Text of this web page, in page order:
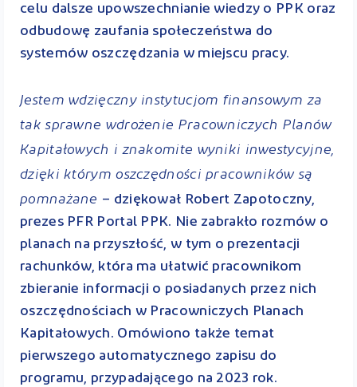
celu dalsze upowszechnianie wiedzy o PPK oraz
odbudowę zaufania społeczeństwa do
systemów oszczędzania w miejscu pracy.
Jestem wdzięczny instytucjom finansowym za
tak sprawne wdrożenie Pracowniczych Planów
Kapitałowych i znakomite wyniki inwestycyjne,
dzięki którym oszczędności pracowników są
pomnażane – dziękował Robert Zapotoczny,
prezes PFR Portal PPK. Nie zabrakło rozmów o
planach na przyszłość, w tym o prezentacji
rachunków, która ma ułatwić pracownikom
zbieranie informacji o posiadanych przez nich
oszczędnościach w Pracowniczych Planach
Kapitałowych. Omówiono także temat
pierwszego automatycznego zapisu do
programu, przypadającego na 2023 rok.